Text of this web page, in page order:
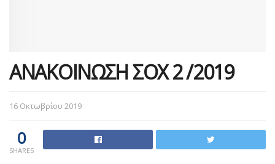
ΑΝΑΚΟΙΝΩΣΗ ΣΟΧ 2 /2019
16 Οκτωβρίου 2019
0
SHARES